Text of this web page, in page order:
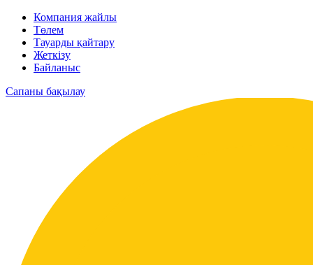
Компания жайлы
Төлем
Тауарды қайтару
Жеткізу
Байланыс
Сапаны бақылау